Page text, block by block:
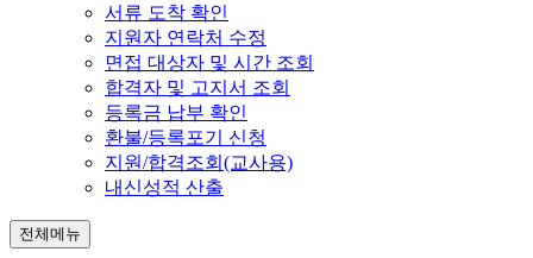
서류 도착 확인
지원자 연락처 수정
면접 대상자 및 시간 조회
합격자 및 고지서 조회
등록금 납부 확인
환불/등록포기 신청
지원/합격조회(교사용)
내신성적 산출
전체메뉴